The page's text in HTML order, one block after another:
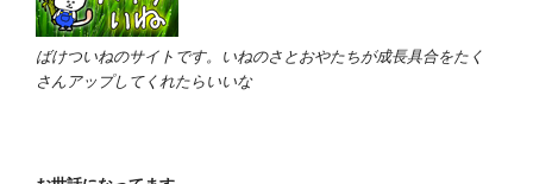
ばけついねのサイトです。いねのさとおやたちが成長具合をたく
さんアップしてくれたらいいな